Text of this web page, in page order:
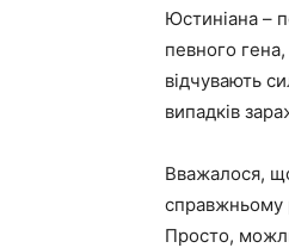
Юстиніана –
певного гена,
відчувають
випадків
Вважалося,
справжньому
Просто,